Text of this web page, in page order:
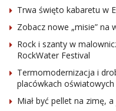
Trwa święto kabaretu w
Zobacz nowe „misie” na
Rock i szanty w
RockWater Festival
Termomodernizacja i
placówkach
Miał być pellet na zimę,